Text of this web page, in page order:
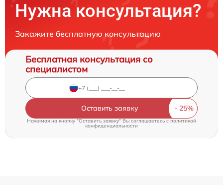
Нужна консультация?
Закажите бесплатную консультацию
Бесплатная консультация со
специалистом
Оставить заявку
Нажимая на кнопку "Оставить заявку" Вы соглашаетесь cполитикой
конфиденциальности